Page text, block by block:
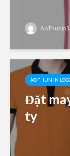
ÁO THUN IN
Đặt
ty